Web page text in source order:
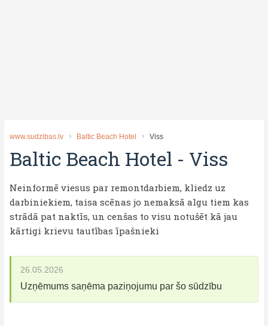
www.sudzibas.lv Baltic Beach Hotel Viss
Baltic Beach Hotel - Viss
Neinformē viesus par remontdarbiem, kliedz uz
darbiniekiem, taisa scēnas jo nemaksā algu tiem kas
strādā pat naktīs, un cenšas to visu notušēt kā jau
kārtigi krievu tautības īpašnieki
26.05.2026
Uzņēmums saņēma paziņojumu par šo sūdzību